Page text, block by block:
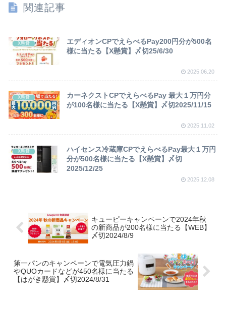
関連記事
X懸賞
エディオンCPでえらべるPay200円分が500名
様に当たる【X懸賞】〆切25/6/30
2025.06.20
X懸賞
カーネクストCPでえらべるPay 最大１万円分
が100名様に当たる【X懸賞】〆切2025/11/15
2025.11.02
X懸賞
ハイセンス冷蔵庫CPでえらべるPay最大１万円
分が500名様に当たる【X懸賞】〆切
2025/12/25
2025.12.08
キューピーキャンペーンで2024年秋
の新商品が200名様に当たる【WEB】
〆切2024/8/9
第一パンのキャンペーンで電気圧力鍋
やQUOカードなどが450名様に当たる
【はがき懸賞】〆切2024/8/31